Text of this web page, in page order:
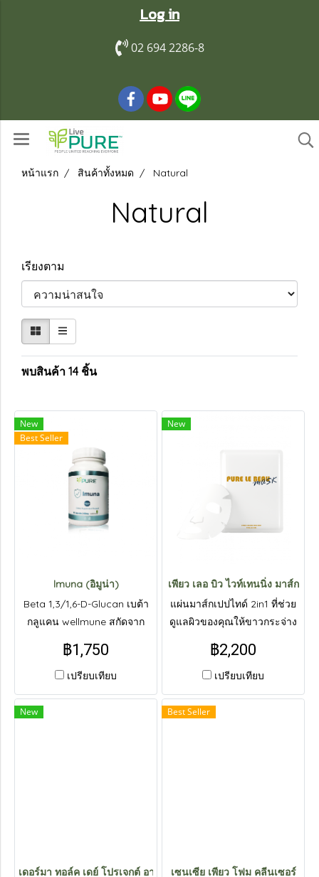
Log in
02 694 2286-8
หน้าแรก สินค้าทั้งหมด Natural
Natural
เรียงตาม
พบสินค้า 14 ชิ้น
New
Best Seller
lmuna (อิมูน่า)
Beta 1,3/1,6-D-Glucan เบต้า
กลูแคน wellmune สกัดจาก
ยีสต์ Saccharomyces
Cerevisiae ซึ่งเป็นยีสต์ที่ช่วย
เพิ่มภูมิคุ้มกันให้กับร่างกายได้ดี
ที่สุดเท่าที่วงการวิทยาศาตร์ค้น
พบเบต้ากลูแคน นำเข้าจาก
฿1,750
เปรียบเทียบ
New
เพียว เลอ บิว ไวท์เทนนิ่ง มาส์ก
แผ่นมาส์กเปปไทด์ 2in1 ที่ช่วย
ดูแลผิวของคุณให้ขาวกระจ่าง
ใสและช่วยลดเลือนริ้วรอย ด้วย
ส่วนผสมที่ทางเราคัดสรรมาเพื่อ
คุณ
฿2,200
เปรียบเทียบ
New
เดอร์มา ทอล์ค เดย์ โปรเจกต์ อายครีม
Best Seller
เซนเซีย เพียว โฟม คลีนเซอร์